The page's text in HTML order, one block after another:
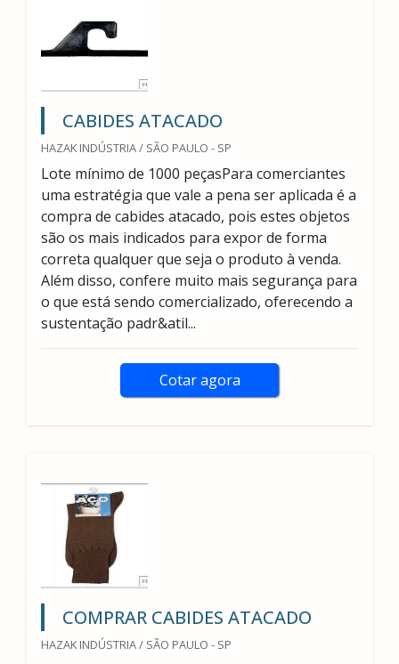
CABIDES ATACADO
HAZAK INDÚSTRIA / SÃO PAULO - SP
Lote mínimo de 1000 peçasPara comerciantes
uma estratégia que vale a pena ser aplicada é a
compra de cabides atacado, pois estes objetos
são os mais indicados para expor de forma
correta qualquer que seja o produto à venda.
Além disso, confere muito mais segurança para
o que está sendo comercializado, oferecendo a
sustentação padr&atil...
Cotar agora
COMPRAR CABIDES ATACADO
HAZAK INDÚSTRIA / SÃO PAULO - SP